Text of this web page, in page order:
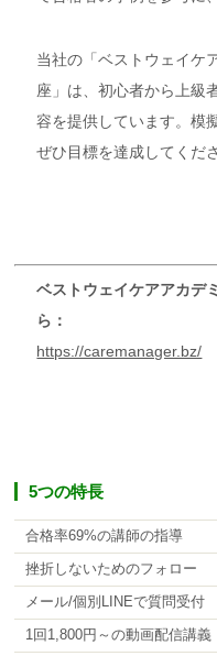
当社の「ベストウェイケ
座」は、初心者から上級
容を提供しています。模
ぜひ目標を達成してくだ
ベストウェイケアアカデ
ら：
https://caremanager.bz/
5つの特長
合格率69%の講師の指導
挫折しないためのフォロー
メール/個別LINEで質問受付
1回1,800円～の動画配信講義